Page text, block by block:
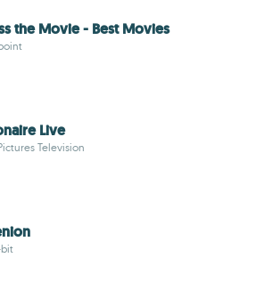
the Movie - Best Movies
Live
Television
bit